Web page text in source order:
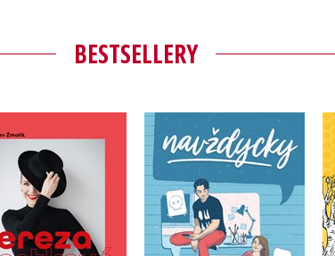
BESTSELLERY
Tereza Kostková
Václav Žmolík
,
Tereza Kostková
Navždycky – speciální
vydání
Nofreeusernames